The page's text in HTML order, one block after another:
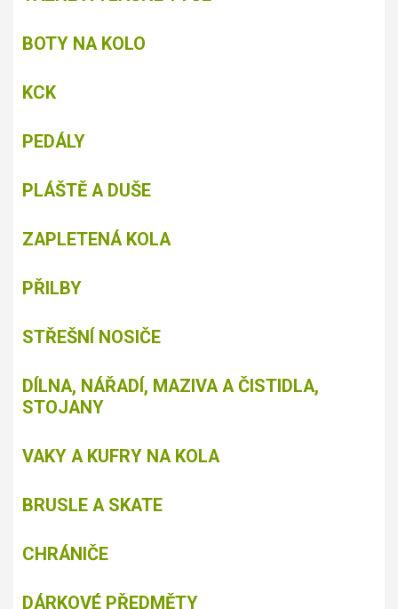
BOTY NA KOLO
KCK
PEDÁLY
PLÁŠTĚ A DUŠE
ZAPLETENÁ KOLA
PŘILBY
STŘEŠNÍ NOSIČE
DÍLNA, NÁŘADÍ, MAZIVA A ČISTIDLA,
STOJANY
VAKY A KUFRY NA KOLA
BRUSLE A SKATE
CHRÁNIČE
DÁRKOVÉ PŘEDMĚTY